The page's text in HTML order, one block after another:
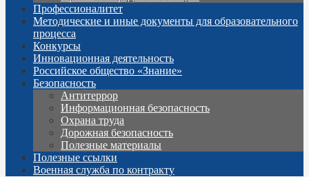
Профессионалитет
Методические и иные документы для образовательного
процесса
Конкурсы
Инновационная деятельность
Российское общество «Знание»
Безопасность
Антитеррор
Информационная безопасность
Охрана труда
Дорожная безопасность
Полезные материалы
Полезные ссылки
Военная служба по контракту